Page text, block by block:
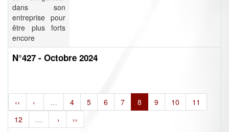
dans son
entreprise pour
être plus forts
encore
N°427 - Octobre 2024
‹‹ ‹ … 4 5 6 7 8 9 10
11
12
… › ››